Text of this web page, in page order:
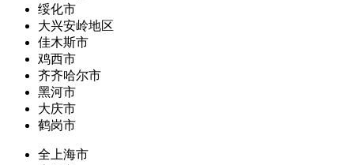
绥化市
大兴安岭地区
佳木斯市
鸡西市
齐齐哈尔市
黑河市
大庆市
鹤岗市
全上海市